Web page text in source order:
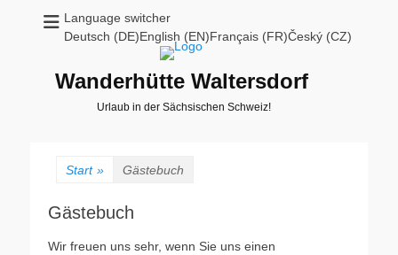
Language switcher
Deutsch (DE)English (EN)Français (FR)Český (CZ)
Wanderhütte Waltersdorf
Urlaub in der Sächsischen Schweiz!
Start » Gästebuch
Gästebuch
Wir freuen uns sehr, wenn Sie uns einen